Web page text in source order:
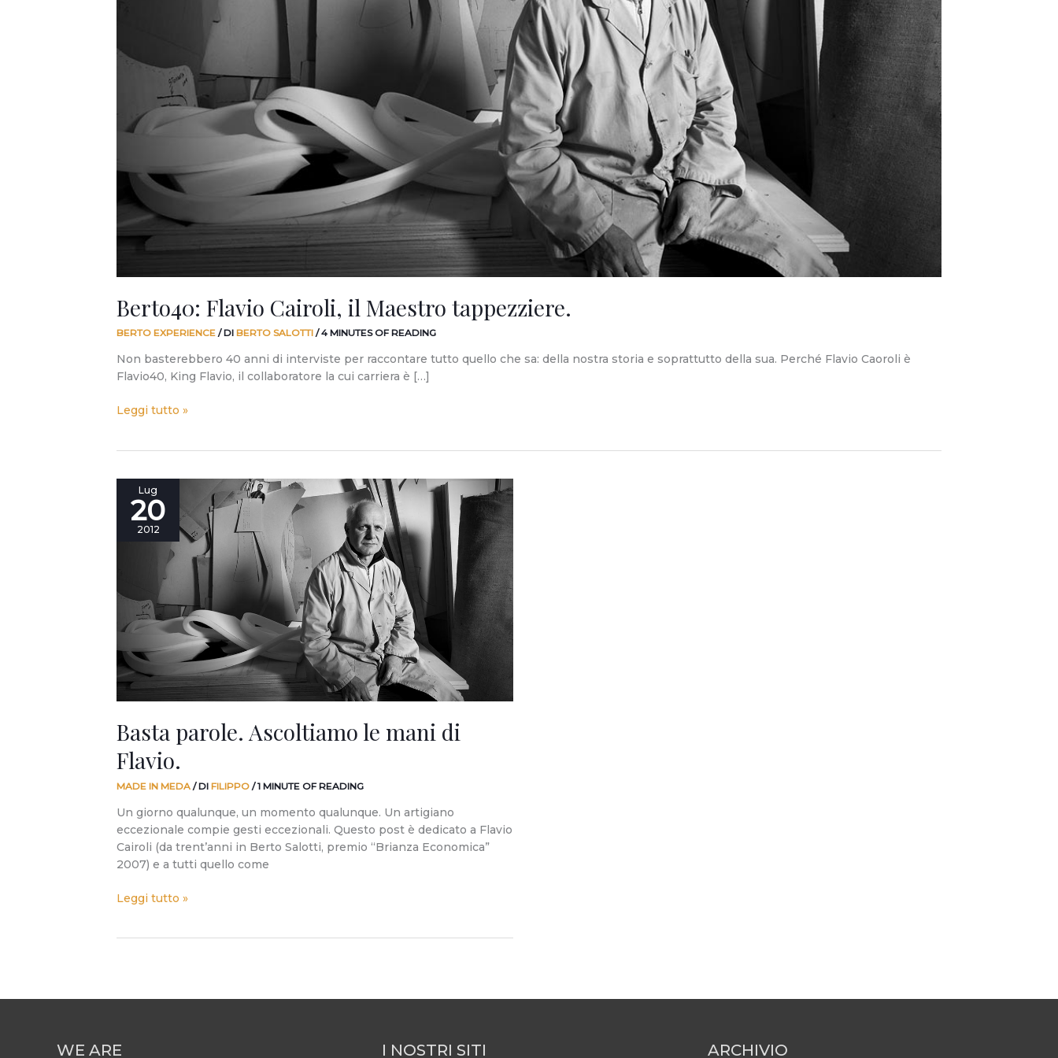
Berto40: Flavio Cairoli, il Maestro tappezziere.
BERTO EXPERIENCE / DI BERTO SALOTTI /4 MINUTES OF READING
Non basterebbero 40 anni di interviste per raccontare tutto quello che sa: della nostra storia e soprattutto della sua. Perché Flavio Caoroli è
Flavio40, King Flavio, il collaboratore la cui carriera è […]
Leggi tutto »
Lug
20
2012
Basta parole. Ascoltiamo le mani di
Flavio.
MADE IN MEDA / DI FILIPPO /1 MINUTE OF READING
Un giorno qualunque, un momento qualunque. Un artigiano
eccezionale compie gesti eccezionali. Questo post è dedicato a Flavio
Cairoli (da trent’anni in Berto Salotti, premio “Brianza Economica”
2007) e a tutti quello come
Basta
parole.
Ascoltiamo
Flavio.
Leggi tutto »
WE ARE I NOSTRI SITI ARCHIVIO
ARCHIVIO